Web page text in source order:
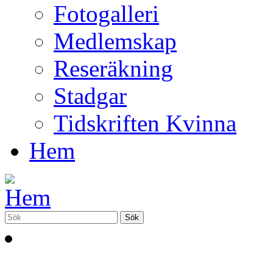
Fotogalleri
Medlemskap
Reseräkning
Stadgar
Tidskriften Kvinna
Hem